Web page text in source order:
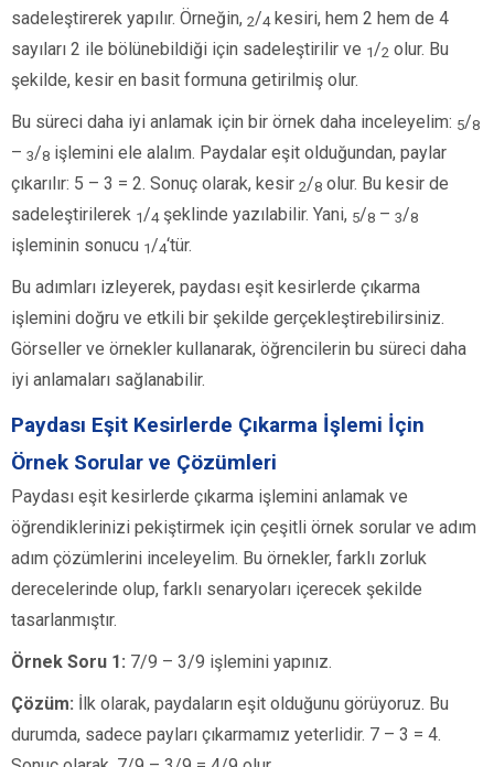
sadeleştirerek yapılır. Örneğin, 2/4kesiri, hem 2 hem de 4
sayıları 2 ile bölünebildiği için sadeleştirilir ve 1/2 olur. Bu
şekilde, kesir en basit formuna getirilmiş olur.
Bu süreci daha iyi anlamak için bir örnek daha inceleyelim: 5/8
– 3/8 işlemini ele alalım. Paydalar eşit olduğundan, paylar
çıkarılır: 5 – 3 = 2. Sonuç olarak, kesir 2/8 olur. Bu kesir de
sadeleştirilerek 1/4şeklinde yazılabilir. Yani, 5/8 – 3/8
işleminin sonucu 1/4‘tür.
Bu adımları izleyerek, paydası eşit kesirlerde çıkarma
işlemini doğru ve etkili bir şekilde gerçekleştirebilirsiniz.
Görseller ve örnekler kullanarak, öğrencilerin bu süreci daha
iyi anlamaları sağlanabilir.
Paydası Eşit Kesirlerde Çıkarma İşlemi İçin
Örnek Sorular ve Çözümleri
Paydası eşit kesirlerde çıkarma işlemini anlamak ve
öğrendiklerinizi pekiştirmek için çeşitli örnek sorular ve adım
adım çözümlerini inceleyelim. Bu örnekler, farklı zorluk
derecelerinde olup, farklı senaryoları içerecek şekilde
tasarlanmıştır.
Örnek Soru 1: 7/9 – 3/9 işlemini yapınız.
Çözüm: İlk olarak, paydaların eşit olduğunu görüyoruz. Bu
durumda, sadece payları çıkarmamız yeterlidir. 7 – 3 = 4.